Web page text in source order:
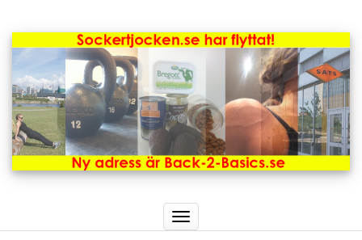
Toggle
navigation